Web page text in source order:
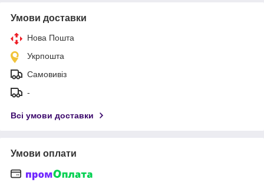
Умови доставки
Нова Пошта
Укрпошта
Самовивіз
-
Всі умови доставки
Умови оплати